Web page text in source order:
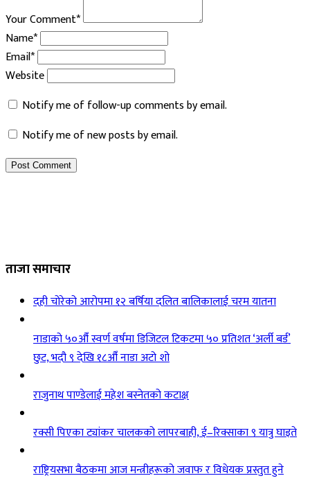
Your Comment*
Name*
Email*
Website
Notify me of follow-up comments by email.
Notify me of new posts by email.
ताजा समाचार
दही चोरेको आरोपमा १२ बर्षिया दलित बालिकालाई चरम यातना
नाडाको ५०औँ स्वर्ण वर्षमा डिजिटल टिकटमा ५० प्रतिशत ‘अर्ली बर्ड’
छुट, भदौ ९ देखि १८औँ नाडा अटो शो
राजुनाथ पाण्डेलाई महेश बस्नेतको कटाक्ष
रक्सी पिएका ट्यांकर चालकको लापरबाही, ई–रिक्साका ९ यात्रु घाइते
राष्ट्रियसभा बैठकमा आज मन्त्रीहरूको जवाफ र विधेयक प्रस्तुत हुने